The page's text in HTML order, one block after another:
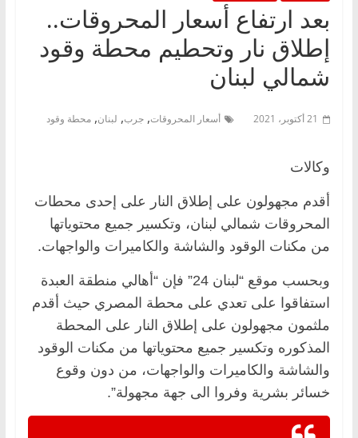
بعد ارتفاع أسعار المحروقات..
إطلاق نار وتحطيم محطة وقود
شمالي لبنان
21 أكتوبر، 2021 أسعار المحروقات, جرب, لبنان, محطة وقود
وكالات
أقدم مجهولون على إطلاق النار على إحدى محطات
المحروقات شمالي لبنان، وتكسير جميع محتوياتها
من مكنات الوقود والشاشة والكاميرات والواجهات.
وبحسب موقع “لبنان 24” فإن “أهالي منطقة العبدة
استفاقوا على تعدي على محطة المصري حيث أقدم
ملثمون مجهولون على إطلاق النار على المحطة
المذكوره وتكسير جميع محتوياتها من مكنات الوقود
والشاشة والكاميرات والواجهات، من دون وقوع
خسائر بشرية وفروا الى جهة مجهولة”.